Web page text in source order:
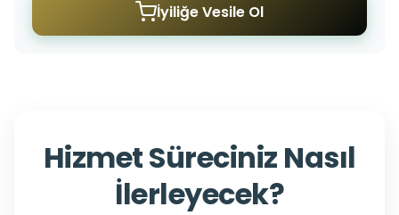
İyiliğe Vesile Ol
Hizmet Süreciniz Nasıl
İlerleyecek?